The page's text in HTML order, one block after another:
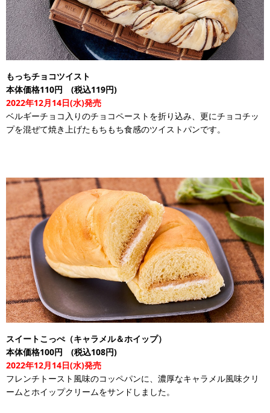
もっちチョコツイスト
本体価格110円 (税込119円)
2022年12月14日(水)発売
ベルギーチョコ入りのチョコペーストを折り込み、更にチョコチッ
プを混ぜて焼き上げたもちもち食感のツイストパンです。
スイートこっぺ（キャラメル＆ホイップ）
本体価格100円 (税込108円)
2022年12月14日(水)発売
フレンチトースト風味のコッペパンに、濃厚なキャラメル風味クリ
ームとホイップクリームをサンドしました。